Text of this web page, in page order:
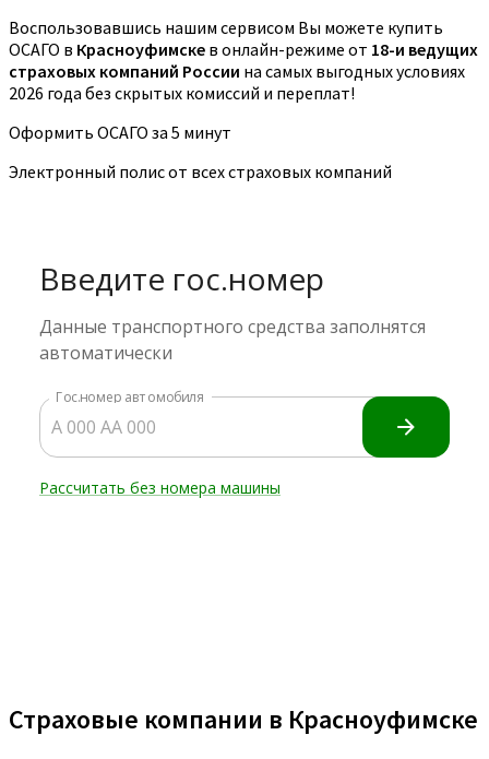
Воспользовавшись нашим сервисом Вы можете купить
ОСАГО в Красноуфимске в онлайн-режиме от 18-и ведущих
страховых компаний России на самых выгодных условиях
2026 года без скрытых комиссий и переплат!
Оформить ОСАГО за 5 минут
Электронный полис от всех страховых компаний
Страховые компании в Красноуфимске